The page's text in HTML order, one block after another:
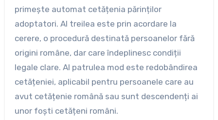
primește automat cetățenia părinților
adoptatori. Al treilea este prin acordare la
cerere, o procedură destinată persoanelor fără
origini române, dar care îndeplinesc condiții
legale clare. Al patrulea mod este redobândirea
cetățeniei, aplicabil pentru persoanele care au
avut cetățenie română sau sunt descendenți ai
unor foști cetățeni români.